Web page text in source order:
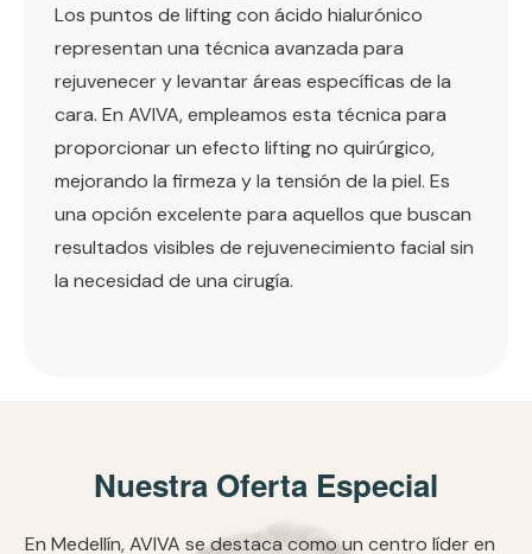
Los puntos de lifting con ácido hialurónico
representan una técnica avanzada para
rejuvenecer y levantar áreas específicas de la
cara. En AVIVA, empleamos esta técnica para
proporcionar un efecto lifting no quirúrgico,
mejorando la firmeza y la tensión de la piel. Es
una opción excelente para aquellos que buscan
resultados visibles de rejuvenecimiento facial sin
la necesidad de una cirugía.
Nuestra Oferta Especial
En Medellín, AVIVA se destaca como un centro líder en